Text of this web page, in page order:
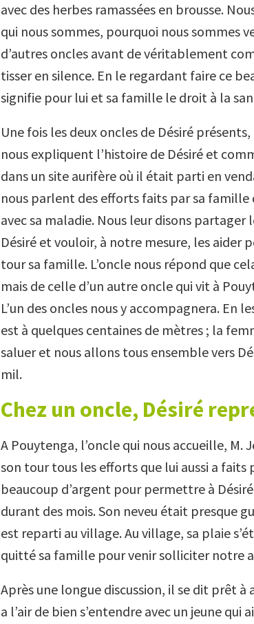
avec des herbes ramassées en brousse.
qui nous sommes, pourquoi nous sommes
d’autres oncles avant de véritablement
tisser en silence. En le regardant faire ce
signifie pour lui et sa famille le droit à la
Une fois les deux oncles de Désiré
nous expliquent l’histoire de Désiré et
dans un site aurifère où il était parti en
nous parlent des efforts faits par sa famille
avec sa maladie. Nous leur disons
Désiré et vouloir, à notre mesure, les aider
tour sa famille. L’oncle nous répond que
mais de celle d’un autre oncle qui vit à
L’un des oncles nous y accompagnera. En
est à quelques centaines de mètres ; la
saluer et nous allons tous ensemble vers
mil.
Chez un oncle, Désiré
A Pouytenga, l’oncle qui nous accueille,
son tour tous les efforts que lui aussi a faits
beaucoup d’argent pour permettre à
durant des mois. Son neveu était presque
est reparti au village. Au village, sa plaie
quitté sa famille pour venir solliciter notre
Après une longue discussion, il se dit prêt à
a l’air de bien s’entendre avec un jeune qui